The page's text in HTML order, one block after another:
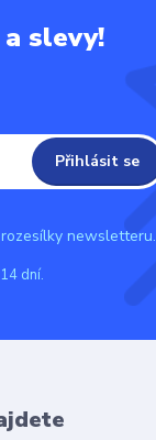
slevy!
Přihlásit se
newsletteru.
dní.